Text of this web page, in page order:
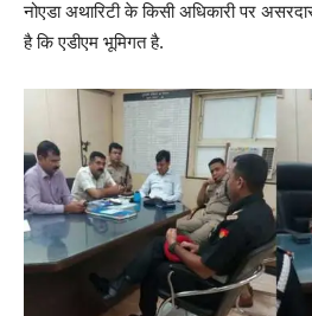
नोएडा अथारिटी के किसी अधिकारी पर असरदार
है कि एडीएम भूमिगत है.